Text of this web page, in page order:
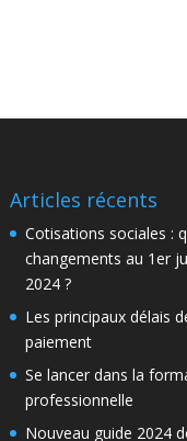
Articles récents
Cotisations sociales :
changements au 1er
2024 ?
Les principaux délais
paiement
Se lancer dans la
professionnelle
Nouveau guide 2024